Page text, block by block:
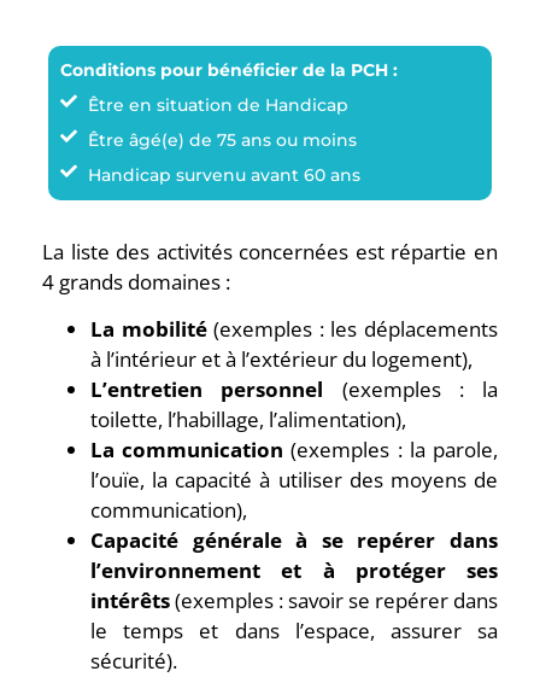
Conditions pour bénéficier de la PCH :
Être en situation de Handicap
Être âgé(e) de 75 ans ou moins
Handicap survenu avant 60 ans
La liste des activités concernées est répartie en
4 grands domaines :
La mobilité(exemples : les déplacements
à l’intérieur et à l’extérieur du logement),
L’entretien personnel (exemples : la
toilette, l’habillage, l’alimentation),
La communication (exemples : la parole,
l’ouïe, la capacité à utiliser des moyens de
communication),
Capacité générale à se repérer dans
l’environnement et à protéger ses
intérêts(exemples : savoir se repérer dans
le temps et dans l’espace, assurer sa
sécurité).